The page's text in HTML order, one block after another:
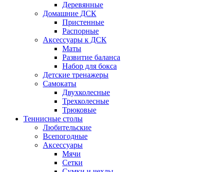
Деревянные
Домашние ДСК
Пристенные
Распорные
Аксесcуары к ДСК
Маты
Развитие баланса
Набор для бокса
Детские тренажеры
Самокаты
Двухколесные
Трехколесные
Трюковые
Теннисные столы
Любительские
Всепогодные
Аксессуары
Мячи
Сетки